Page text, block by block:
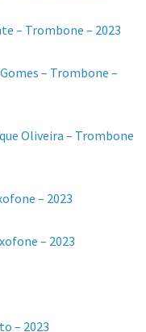
– Trombone – 2023
– Trombone –
Oliveira – Trombone
– 2023
– 2023
– 2023